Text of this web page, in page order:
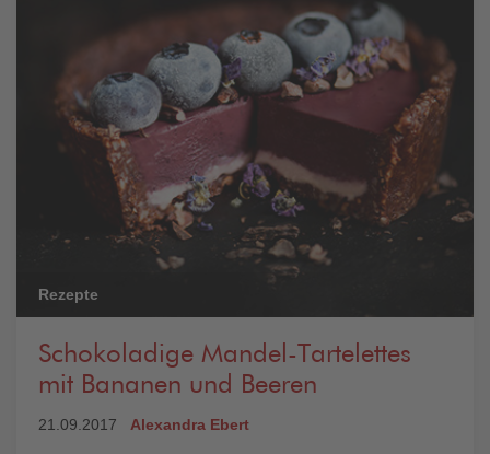
Rezepte
Schokoladige Mandel-Tartelettes
mit Bananen und Beeren
21.09.2017 Alexandra Ebert